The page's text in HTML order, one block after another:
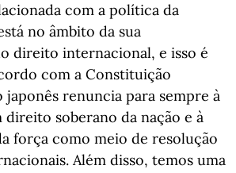
com a política da
no âmbito da sua
direito internacional, e isso é
com a Constituição
japonês renuncia para sempre à
soberano da nação e à
força como meio de resolução
Além disso, temos uma